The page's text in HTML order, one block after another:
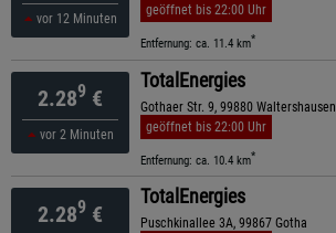
vor 12 Minuten
geöffnet bis 22:00 Uhr
Entfernung: ca. 11.4 km*
2.289 €
vor 2 Minuten
TotalEnergies
Gothaer Str. 9, 99880 Waltershausen
geöffnet bis 22:00 Uhr
Entfernung: ca. 10.4 km*
2.289 €
TotalEnergies
Puschkinallee 3A, 99867 Gotha